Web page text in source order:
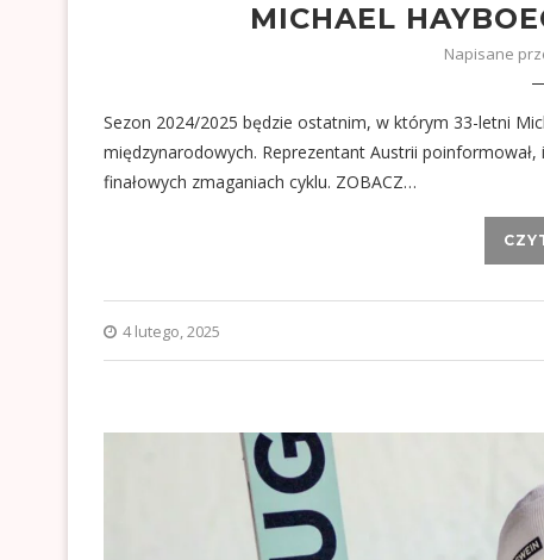
MICHAEL
Napisane
Sezon 2024/2025 będzie ostatnim, w którym 33-letni
międzynarodowych. Reprezentant Austrii
finałowych zmaganiach cyklu. ZOBACZ…
4 lutego, 2025